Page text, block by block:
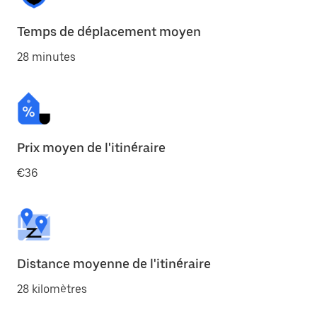
Temps de déplacement moyen
28 minutes
Prix moyen de l'itinéraire
€36
Distance moyenne de l'itinéraire
28 kilomètres